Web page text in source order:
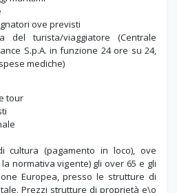
ove previsti
del turista/viaggiatore (Centrale
S.p.A. in funzione 24 ore su 24,
mediche)
tour
cultura (pagamento in loco), ove
normativa vigente) gli over 65 e gli
Europea, presso le strutture di
Prezzi strutture di proprietà e\o